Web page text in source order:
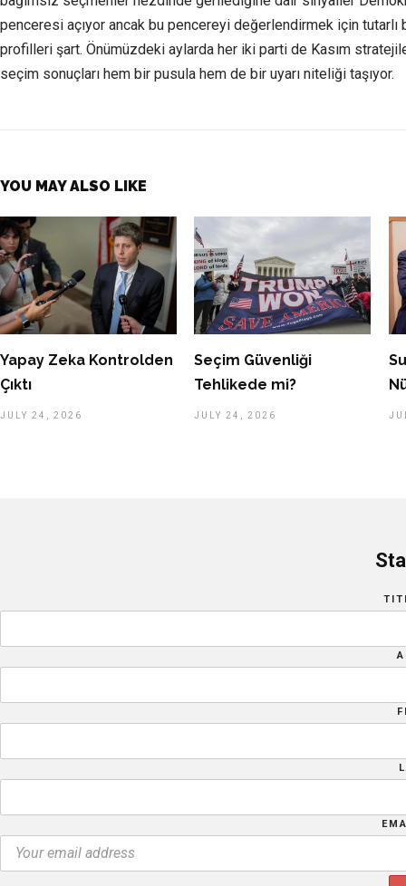
penceresi açıyor ancak bu pencereyi değerlendirmek için tutarlı
profilleri şart. Önümüzdeki aylarda her iki parti de Kasım
seçim sonuçları hem bir pusula hem de bir uyarı niteliği taşıyor.
YOU MAY ALSO LIKE
Yapay Zeka Kontrolden
Çıktı
JULY 24, 2026
Seçim Güvenliği
Tehlikede mi?
JULY 24, 2026